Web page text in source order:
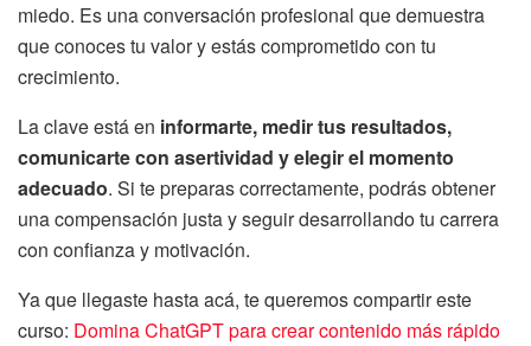
miedo. Es una conversación profesional que demuestra
que conoces tu valor y estás comprometido con tu
crecimiento.
La clave está en informarte, medir tus resultados,
comunicarte con asertividad y elegir el momento
adecuado. Si te preparas correctamente, podrás obtener
una compensación justa y seguir desarrollando tu carrera
con confianza y motivación.
Ya que llegaste hasta acá, te queremos compartir este
curso: Domina ChatGPT para crear contenido más rápido